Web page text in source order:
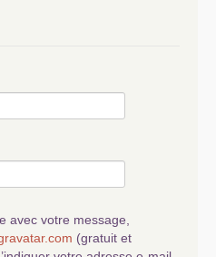
avec votre message,
(gratuit et